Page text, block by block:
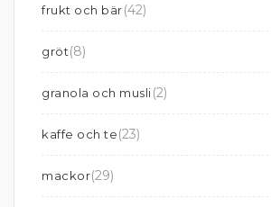
frukt och bär(42)
gröt(8)
granola och musli(2)
kaffe och te(23)
mackor(29)